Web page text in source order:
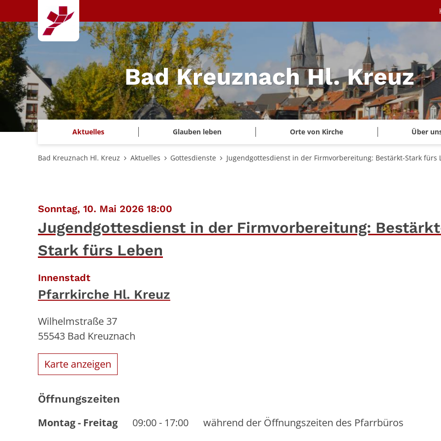
Zum Inhalt springen
Bad Kreuznach Hl. Kreuz
Aktuelles Glauben leben Orte von Kirche Über
Bad Kreuznach Hl. Kreuz Aktuelles Gottesdienste Jugendgottesdienst in der Firmvorbereitung: Bestärkt-Stark fürs
Sonntag, 10. Mai 2026 18:00
Jugendgottesdienst in der Firmvorbereitung:
Stark fürs Leben
Innenstadt:
Pfarrkirche Hl. Kreuz
Wilhelmstraße 37
55543 Bad Kreuznach
Karte anzeigen
Öffnungszeiten
Montag- Freitag 09:00- 17:00 während der Öffnungszeiten des Pfarrbüros